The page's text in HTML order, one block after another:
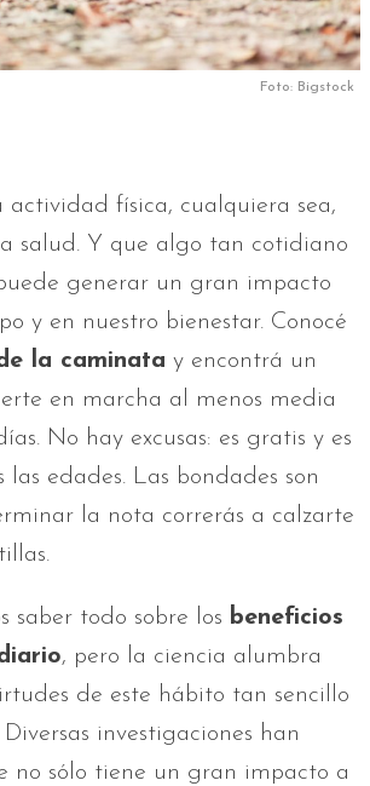
Foto: Bigstock
actividad física, cualquiera sea,
salud. Y que algo tan cotidiano
generar un gran impacto
y en nuestro bienestar. Conocé
la caminata y encontrá un
en marcha al menos media
No hay excusas: es gratis y es
edades. Las bondades son
la nota correrás a calzarte
saber todo sobre los beneficios
, pero la ciencia alumbra
de este hábito tan sencillo
investigaciones han
no sólo tiene un gran impacto a